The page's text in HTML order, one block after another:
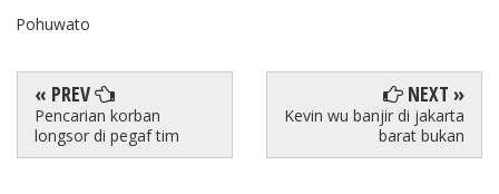
Pohuwato
« PREV
Pencarian korban
longsor di pegaf tim
NEXT »
Kevin wu banjir di jakarta
barat bukan